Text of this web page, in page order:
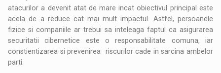
atacurilor a devenit atat de mare incat obiectivul principal este
acela de a reduce cat mai mult impactul. Astfel, persoanele
fizice si companiile ar trebui sa inteleaga faptul ca asigurarea
securitatii cibernetice este o responsabilitate comuna, iar
constientizarea si prevenirea riscurilor cade in sarcina ambelor
parti.